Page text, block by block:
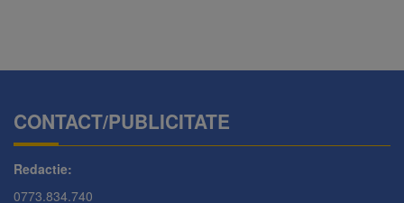
CONTACT/PUBLICITATE
Redactie:
0773.834.740